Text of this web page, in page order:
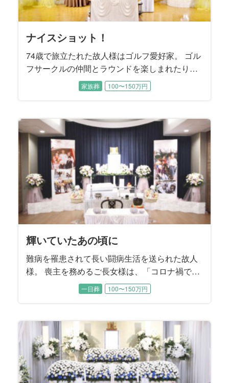
ナイスショット！
74歳で旅立たれた故人様はゴルフ愛好家。 ゴル
フサークルの仲間とラウンドを楽しまれたり、
ゴルフコンペにも数多く参加されました。 プレ
ー後の飲み会ではメンバーと親睦を深められた
駆けつけて下さり、一緒にラウンドした思い出
を振り返りながら故人様を偲ばれました。
家族葬 100〜150万円
輝いていたあの頃に
難病を罹患されて長い闘病生活を送られた故人
様。 喪主を務めるご長女様は、「コロナ禍で家
族もほとんど面会できない日々が続いていた」
とおっしゃいました。 最後のお別れの時間だけ
のお姿だけでなく、元気で輝いていた頃のお母
様の思い出に囲まれたご葬儀にすることを望ま
れました。
一日葬 100〜150万円